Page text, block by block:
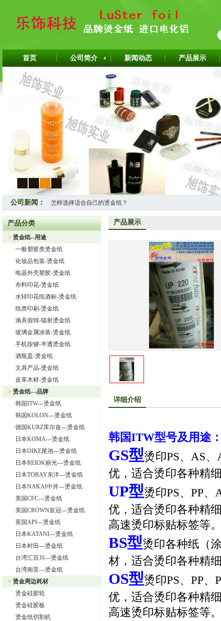
首页 公司简介 新闻动态 产品展示
4
公司新闻：
怎样选择适合自己的烫金纸？
热烈祝贺上海旭饰实业有限公司成为韩国ITW烫金纸华东区代理商
上海旭饰实业有限公司—日本东洋烫金纸TORAY烫金纸华东区总
热烈祝贺上海旭饰实业有限公司成为德国库尔兹烫金纸一级代理
热烈祝贺旭饰实业成为日本OIKE烫金纸尾池烫金纸华东区总代理
上海旭饰实业有限公司——进口烫金纸专业供应商
怎样选择进口烫金纸
上海旭饰实业有限公司 专业供应汽车中网烫金纸，汽车格栅烫金
产品分类
> 烫金纸--用途
一般塑胶类烫金纸
化妆品包装-烫金纸
电器外壳塑胶-烫金纸
布料印花-烫金纸
水转印花纸酒标-烫金纸
纸类印刷-烫金纸
渔具假饵-镭射烫金纸
玻璃金属涂装-烫金纸
手机按键-半透烫金纸
酒瓶盖-烫金纸
文具产品-烫金纸
皮革木材-烫金纸
> 烫金纸---品牌
韩国ITW---烫金纸
韩国KOLON---烫金纸
德国KURZ库尔兹---烫金纸
日本KOMA---烫金纸
日本OIKE尾池---烫金纸
日本REIOK丽光---烫金纸
日本TORAY东洋---烫金纸
日本NAKAI中井---烫金纸
美国CFC---烫金纸
美国CROWN皇冠---烫金纸
英国API---烫金纸
日本KATANI---烫金纸
日本村田---烫金纸
台湾汇百川---烫金纸
台湾南亚---烫金纸
> 烫金周边耗材
烫金硅胶轮
烫金硅胶板
烫金纸切割机
产品展示
详细介绍
韩国ITW型号及用途
GS型烫印PS、AS
优，适合烫印各种精
UP型烫印PS、PP
优，适合烫印各种精
高速烫印标贴标签等
BS型烫印各种纸（
材，适合烫印各种精
OS型烫印PS、PP
优，适合烫印各种精
高速烫印标贴标签等